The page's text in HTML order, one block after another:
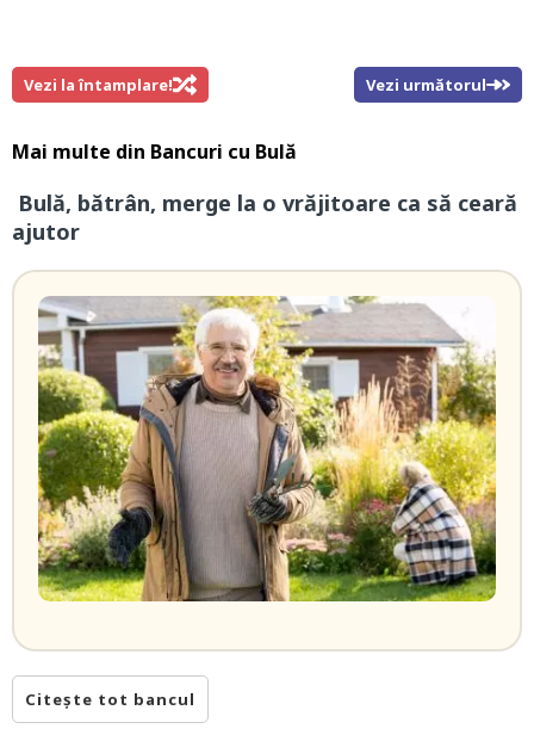
Vezi la întamplare! Vezi următorul
Mai multe din Bancuri cu Bulă
Bulă, bătrân, merge la o vrăjitoare ca să ceară
ajutor
Citește tot bancul